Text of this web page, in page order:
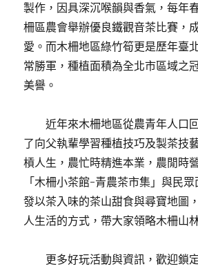
製作，因具深沉喉韻與香氣，每年
柵區農會舉辦優良鐵觀音茶比賽，
愛。而木柵地區綠竹筍更是歷年臺
常勝軍，種植面積為全北市區域之
美譽。
近年來木柵地區從農青年人口
了向父執輩學習種植技巧及製茶技
槓人生，農忙時精進本業，農閒時
「木柵小茶館-青農茶市集」與民
發以茶入味的茶山甜食與尋寶地圖
人生活的方式，帶大家領略木柵山
更多好玩活動與資訊，歡迎鎖